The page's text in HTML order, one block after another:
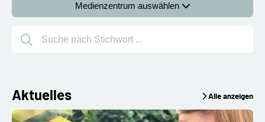
Medienzentrum auswählen
Suche nach Stichwort ...
Aktuelles Alle anzeigen